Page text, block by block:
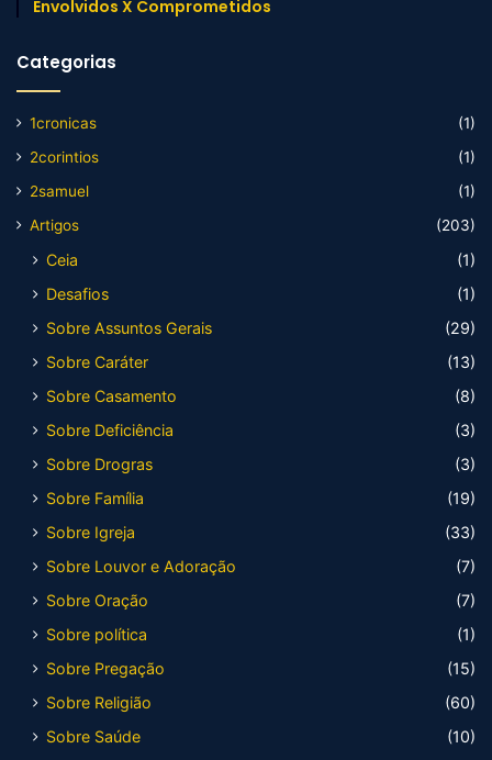
Envolvidos X Comprometidos
Categorias
1cronicas
(1)
2corintios
(1)
2samuel
(1)
Artigos
(203)
Ceia
(1)
Desafios
(1)
Sobre Assuntos Gerais
(29)
Sobre Caráter
(13)
Sobre Casamento
(8)
Sobre Deficiência
(3)
Sobre Drogras
(3)
Sobre Família
(19)
Sobre Igreja
(33)
Sobre Louvor e Adoração
(7)
Sobre Oração
(7)
Sobre política
(1)
Sobre Pregação
(15)
Sobre Religião
(60)
Sobre Saúde
(10)